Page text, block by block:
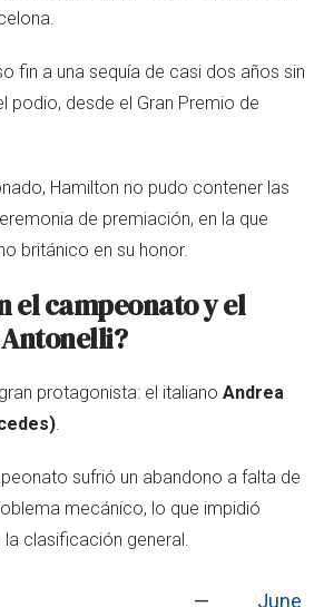
fin a una sequía de casi dos años sin
podio, desde el Gran Premio de
Hamilton no pudo contener las
de premiación, en la que
británico en su honor.
el campeonato y el
protagonista: el italiano Andrea
.
sufrió un abandono a falta de
mecánico, lo que impidió
la clasificación general.
— June